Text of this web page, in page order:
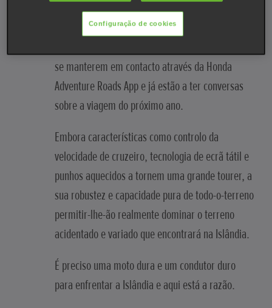
pessoa. Infelizmente, tivemos de adiar a nossa
viagem este ano devido à COVID, mas os nossos
se manterem em contacto através da Honda
Adventure Roads App e já estão a ter conversas
sobre a viagem do próximo ano.
Embora características como controlo da
velocidade de cruzeiro, tecnologia de ecrã tátil e
punhos aquecidos a tornem uma grande tourer, a
sua robustez e capacidade pura de todo-o-terreno
permitir-lhe-ão realmente dominar o terreno
acidentado e variado que encontrará na Islândia.
É preciso uma moto dura e um condutor duro
para enfrentar a Islândia e aqui está a razão.
Configuração de cookies